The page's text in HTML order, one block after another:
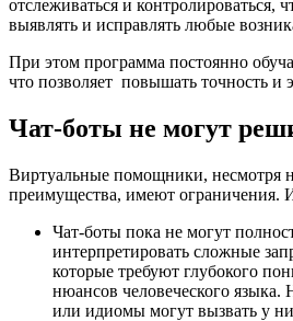
отслеживаться и контролироваться,
выявлять и исправлять любые
При этом программа постоянно
что позволяет повышать точность и
Чат-боты не могут
Виртуальные помощники, несмотря
преимущества, имеют ограничения.
Чат-боты пока не могут
интерпретировать сложные
которые требуют глубокого
нюансов человеческого
или идиомы могут вызвать у